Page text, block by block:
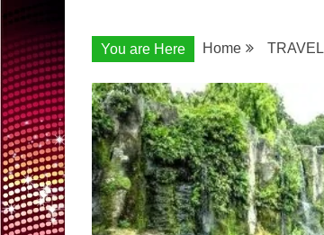
You are Here Home TRAVEL